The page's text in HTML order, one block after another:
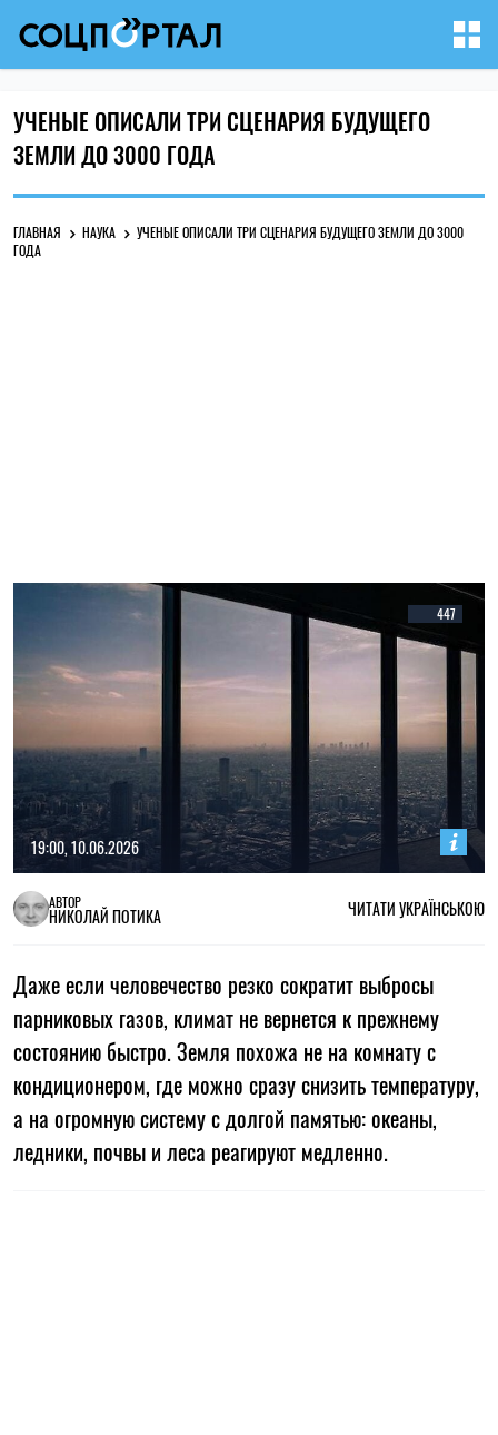
УЧЕНЫЕ ОПИСАЛИ ТРИ СЦЕНАРИЯ БУДУЩЕГО
ЗЕМЛИ ДО 3000 ГОДА
ГЛАВНАЯ НАУКА
УЧЕНЫЕ ОПИСАЛИ ТРИ СЦЕНАРИЯ БУДУЩЕГО ЗЕМЛИ ДО 3000
ГОДА
447
19:00, 10.06.2026
АВТОР
НИКОЛАЙ ПОТИКА ЧИТАТИ УКРАЇНСЬКОЮ
Даже если человечество резко сократит выбросы
парниковых газов, климат не вернется к прежнему
состоянию быстро. Земля похожа не на комнату с
кондиционером, где можно сразу снизить температуру,
а на огромную систему с долгой памятью: океаны,
ледники, почвы и леса реагируют медленно.